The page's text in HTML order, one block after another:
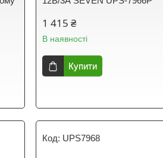
1 415 ₴
В наявності
Купити
UPS7968